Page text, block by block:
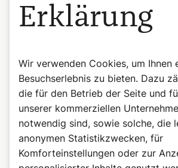
Erklärung
Wir verwenden Cookies, um Ihnen
Besuchserlebnis zu bieten. Dazu
die für den Betrieb der Seite und
unserer kommerziellen
notwendig sind, sowie solche, die
anonymen Statistikzwecken, für
Komforteinstellungen oder zur